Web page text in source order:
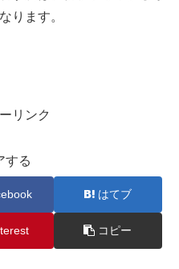
ります。
リンク
する
はてブ
コピー